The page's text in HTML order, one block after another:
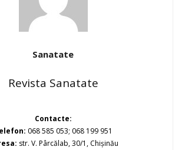
Sanatate
Revista Sanatate
Contacte:
068 585 053; 068 199 951
str. V. Pârcălab, 30/1, Chișinău